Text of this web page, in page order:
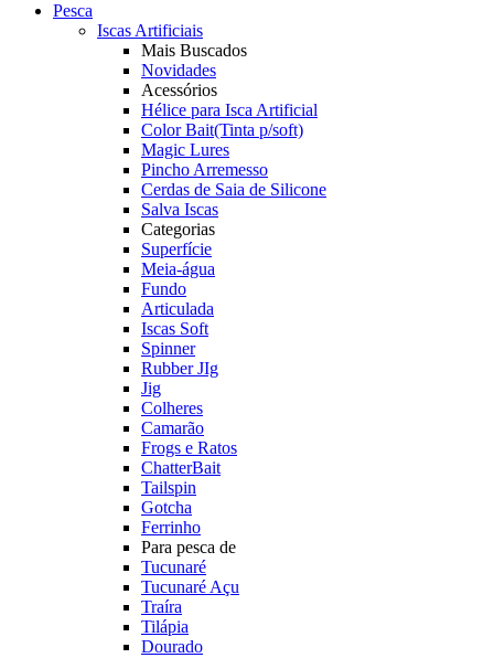
Pesca
Iscas Artificiais
Mais Buscados
Novidades
Acessórios
Hélice para Isca Artificial
Color Bait(Tinta p/soft)
Magic Lures
Pincho Arremesso
Cerdas de Saia de Silicone
Salva Iscas
Categorias
Superfície
Meia-água
Fundo
Articulada
Iscas Soft
Spinner
Rubber JIg
Jig
Colheres
Camarão
Frogs e Ratos
ChatterBait
Tailspin
Gotcha
Ferrinho
Para pesca de
Tucunaré
Tucunaré Açu
Traíra
Tilápia
Dourado